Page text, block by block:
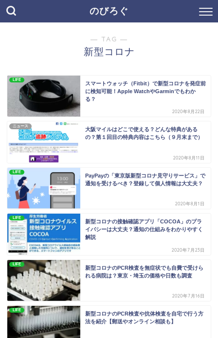
のびろぐ
― TAG ―
新型コロナ
LIFE
スマートウォッチ（Fitbit）で新型コロナを発症前
に検知可能！Apple WatchやGarminでもわか
る？
2020年8月22日
ニュース
大阪マイルはどこで使える？どんな特典がある
の？第１回目の特典内容はこちら（９月末まで）
2020年8月11日
LIFE
PayPayの「東京版新型コロナ見守りサービス」で
通知を受けるべき？登録して個人情報は大丈夫？
2020年8月1日
LIFE
新型コロナの接触確認アプリ「COCOA」のプラ
イバシーは大丈夫？通知の仕組みをわかりやすく
解説
2020年7月23日
LIFE
新型コロナのPCR検査を無症状でも自費で受けら
れる病院は？東京・埼玉の価格や日数も調査
2020年7月16日
LIFE
新型コロナのPCR検査や抗体検査を自宅で行う方
法を紹介【郵送やオンライン相談も】